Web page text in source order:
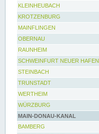
KLEINHEUBACH
KROTZENBURG
MAINFLINGEN
OBERNAU
RAUNHEIM
SCHWEINFURT NEUER HAFEN
STEINBACH
TRUNSTADT
WERTHEIM
WÜRZBURG
MAIN-DONAU-KANAL
BAMBERG